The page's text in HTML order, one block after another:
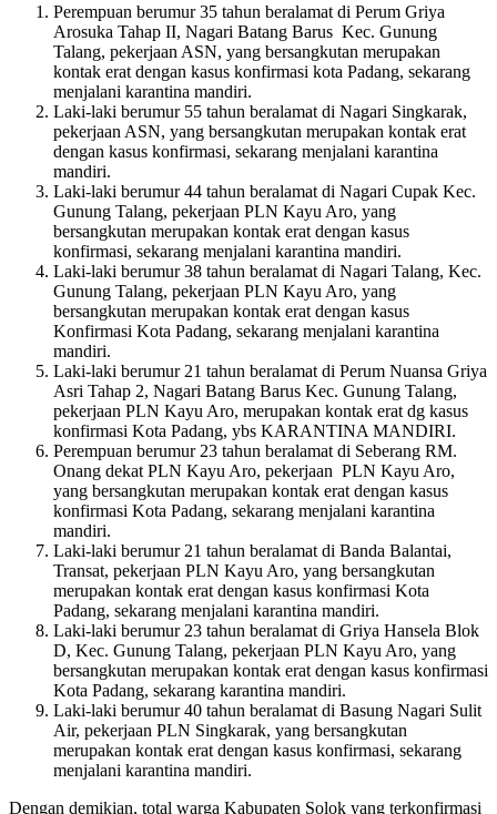
Perempuan berumur 35 tahun beralamat di Perum Griya
Arosuka Tahap II, Nagari Batang Barus Kec. Gunung
Talang, pekerjaan ASN, yang bersangkutan merupakan
kontak erat dengan kasus konfirmasi kota Padang, sekarang
menjalani karantina mandiri.
Laki-laki berumur 55 tahun beralamat di Nagari Singkarak,
pekerjaan ASN, yang bersangkutan merupakan kontak erat
dengan kasus konfirmasi, sekarang menjalani karantina
mandiri.
Laki-laki berumur 44 tahun beralamat di Nagari Cupak Kec.
Gunung Talang, pekerjaan PLN Kayu Aro, yang
bersangkutan merupakan kontak erat dengan kasus
konfirmasi, sekarang menjalani karantina mandiri.
Laki-laki berumur 38 tahun beralamat di Nagari Talang, Kec.
Gunung Talang, pekerjaan PLN Kayu Aro, yang
bersangkutan merupakan kontak erat dengan kasus
Konfirmasi Kota Padang, sekarang menjalani karantina
mandiri.
Laki-laki berumur 21 tahun beralamat di Perum Nuansa Griya
Asri Tahap 2, Nagari Batang Barus Kec. Gunung Talang,
pekerjaan PLN Kayu Aro, merupakan kontak erat dg kasus
konfirmasi Kota Padang, ybs KARANTINA MANDIRI.
Perempuan berumur 23 tahun beralamat di Seberang RM.
Onang dekat PLN Kayu Aro, pekerjaan PLN Kayu Aro,
yang bersangkutan merupakan kontak erat dengan kasus
konfirmasi Kota Padang, sekarang menjalani karantina
mandiri.
Laki-laki berumur 21 tahun beralamat di Banda Balantai,
Transat, pekerjaan PLN Kayu Aro, yang bersangkutan
merupakan kontak erat dengan kasus konfirmasi Kota
Padang, sekarang menjalani karantina mandiri.
Laki-laki berumur 23 tahun beralamat di Griya Hansela Blok
D, Kec. Gunung Talang, pekerjaan PLN Kayu Aro, yang
bersangkutan merupakan kontak erat dengan kasus konfirmasi
Kota Padang, sekarang karantina mandiri.
Laki-laki berumur 40 tahun beralamat di Basung Nagari Sulit
Air, pekerjaan PLN Singkarak, yang bersangkutan
merupakan kontak erat dengan kasus konfirmasi, sekarang
menjalani karantina mandiri.
Dengan demikian, total warga Kabupaten Solok yang terkonfirmasi